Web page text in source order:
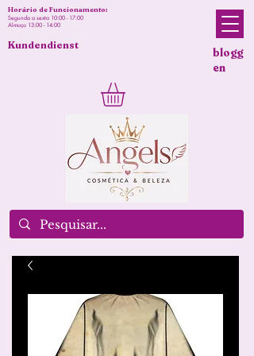
blogg
en
Horário de Funcionamento:
Segunda a sexta 10:00 - 17:00
Almoço 13:00 - 14:00
Kundendienst